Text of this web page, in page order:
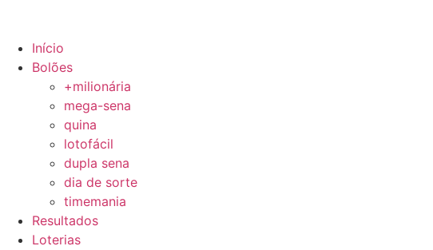
Início
Bolões
+milionária
mega-sena
quina
lotofácil
dupla sena
dia de sorte
timemania
Resultados
Loterias